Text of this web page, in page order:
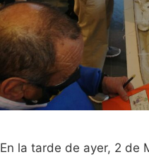
En la tarde de ayer, 2 de